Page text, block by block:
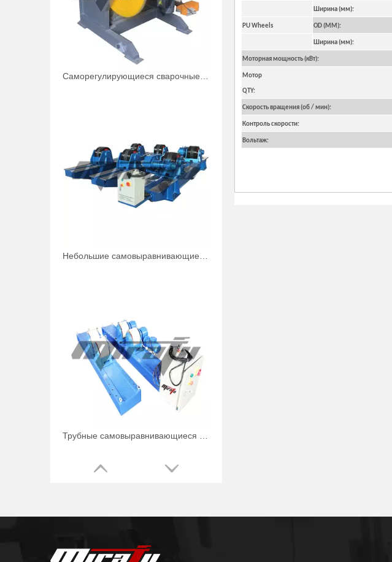
Ширина (мм):
PU Wheels OD (MM):
Ширина (мм):
Моторная мощность (кВт):
Мотор
QTY:
Скорость вращения (об / мин):
Контроль скорости:
Вольтаж: